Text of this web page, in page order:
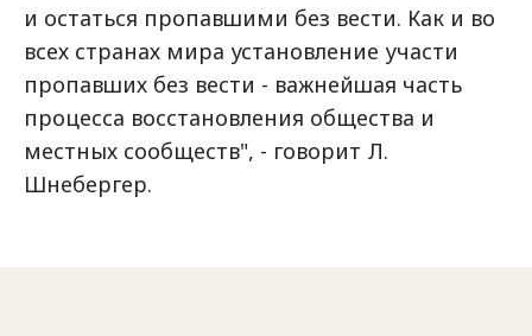
и остаться пропавшими без вести. Как и во
всех странах мира установление участи
пропавших без вести - важнейшая часть
процесса восстановления общества и
местных сообществ", - говорит Л.
Шнебергер.